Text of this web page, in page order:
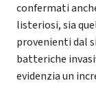
confermati
listeriosi, sia
provenienti dal
batteriche
evidenzia un